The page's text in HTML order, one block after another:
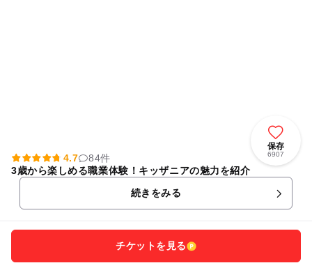
保存
6907
4.7
84件
3歳から楽しめる職業体験！キッザニアの魅力を紹介
続きをみる
チケットを見る